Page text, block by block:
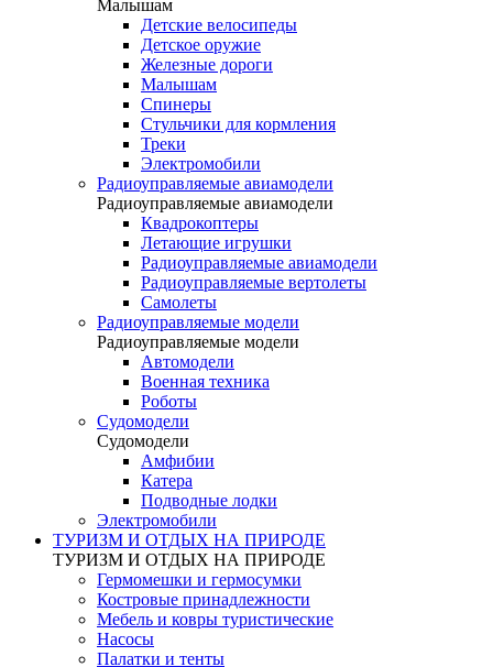
Малышам
Детские велосипеды
Детское оружие
Железные дороги
Малышам
Спинеры
Стульчики для кормления
Треки
Электромобили
Радиоуправляемые авиамодели
Радиоуправляемые авиамодели
Квадрокоптеры
Летающие игрушки
Радиоуправляемые авиамодели
Радиоуправляемые вертолеты
Самолеты
Радиоуправляемые модели
Радиоуправляемые модели
Автомодели
Военная техника
Роботы
Судомодели
Судомодели
Амфибии
Катера
Подводные лодки
Электромобили
ТУРИЗМ И ОТДЫХ НА ПРИРОДЕ
ТУРИЗМ И ОТДЫХ НА ПРИРОДЕ
Гермомешки и гермосумки
Костровые принадлежности
Мебель и ковры туристические
Насосы
Палатки и тенты